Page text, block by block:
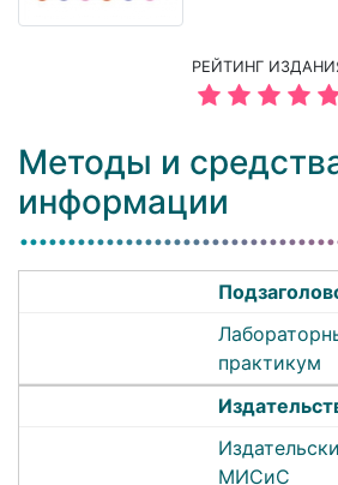
РЕЙТИНГ
Методы и
информации
практикум
МИСиС